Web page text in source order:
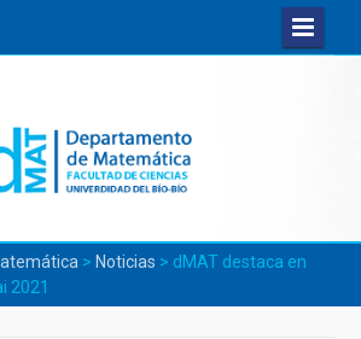
> Noticias > dMAT destaca en
2021